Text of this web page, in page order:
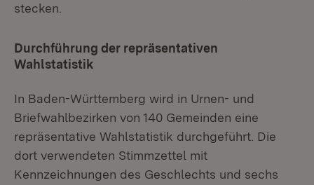
stecken.
Durchführung der repräsentativen
Wahlstatistik
In Baden-Württemberg wird in Urnen- und
Briefwahlbezirken von 140 Gemeinden eine
repräsentative Wahlstatistik durchgeführt. Die
dort verwendeten Stimmzettel mit
Kennzeichnungen des Geschlechts und sechs